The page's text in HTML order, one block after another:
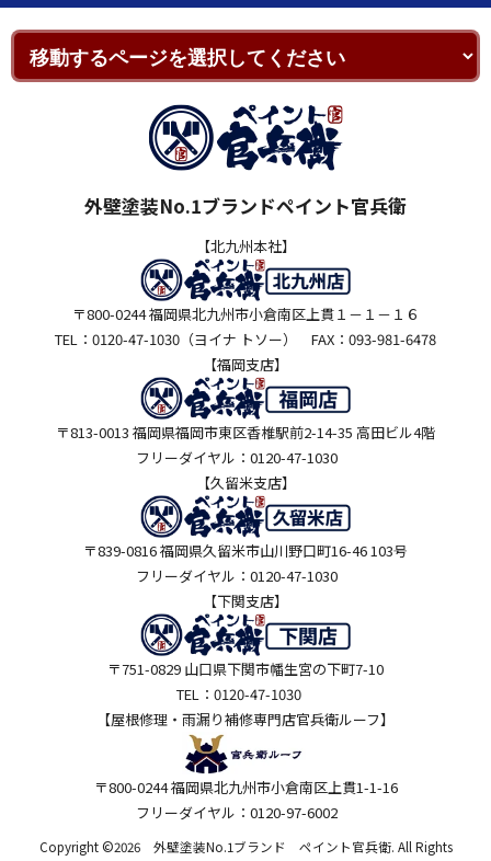
外壁塗装No.1ブランドペイント官兵衛
【北九州本社】
〒800-0244 福岡県北九州市小倉南区上貫１－１－１６
TEL：0120-47-1030（ヨイナ トソー） FAX：093-981-6478
【福岡支店】
〒813-0013 福岡県福岡市東区香椎駅前2-14-35 高田ビル4階
フリーダイヤル：0120-47-1030
【久留米支店】
〒839-0816 福岡県久留米市山川野口町16-46 103号
フリーダイヤル：0120-47-1030
【下関支店】
〒751-0829 山口県下関市幡生宮の下町7-10
TEL：0120-47-1030
【屋根修理・雨漏り補修専門店官兵衛ルーフ】
〒800-0244 福岡県北九州市小倉南区上貫1-1-16
フリーダイヤル：0120-97-6002
Copyright ©2026 外壁塗装No.1ブランド ペイント官兵衛. All Rights